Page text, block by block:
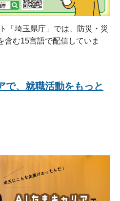
「埼玉県庁」では、防災・災
含む15言語で配信していま
で、就職活動をもっと